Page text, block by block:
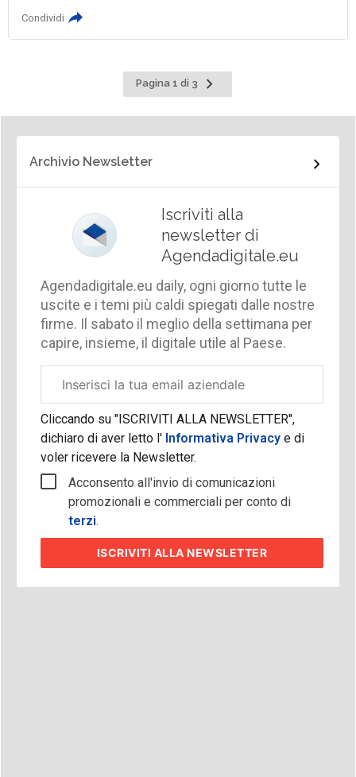
Condividi
Pagina 1 di 3
Pagina
successiva
Archivio Newsletter
Iscriviti alla
newsletter di
Agendadigitale.eu
Agendadigitale.eu daily, ogni giorno tutte le
uscite e i temi più caldi spiegati dalle nostre
firme. Il sabato il meglio della settimana per
capire, insieme, il digitale utile al Paese.
aziendale
Cliccando su "ISCRIVITI ALLA NEWSLETTER",
dichiaro di aver letto l'Informativa Privacy e di
voler ricevere la Newsletter.
Acconsento all'invio di comunicazioni
promozionali e commerciali per conto di
terzi.
ISCRIVITI ALLA NEWSLETTER